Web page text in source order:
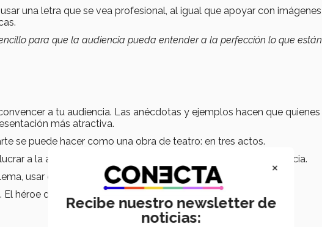
una letra que se vea profesional, al igual que apoyar con imágenes
para que la audiencia pueda entender a la perfección lo que están
a tu audiencia. Las anécdotas y ejemplos hacen que quienes
más atractiva.
se puede hacer como una obra de teatro: en tres actos.
a la audiencia como ‘levanten la mano si…’ Invita a la audiencia.
usar comparaciones, presentar estadísticas.
héroe de la obra es tu proyecto.
×
Recibe nuestro newsletter de
noticias: